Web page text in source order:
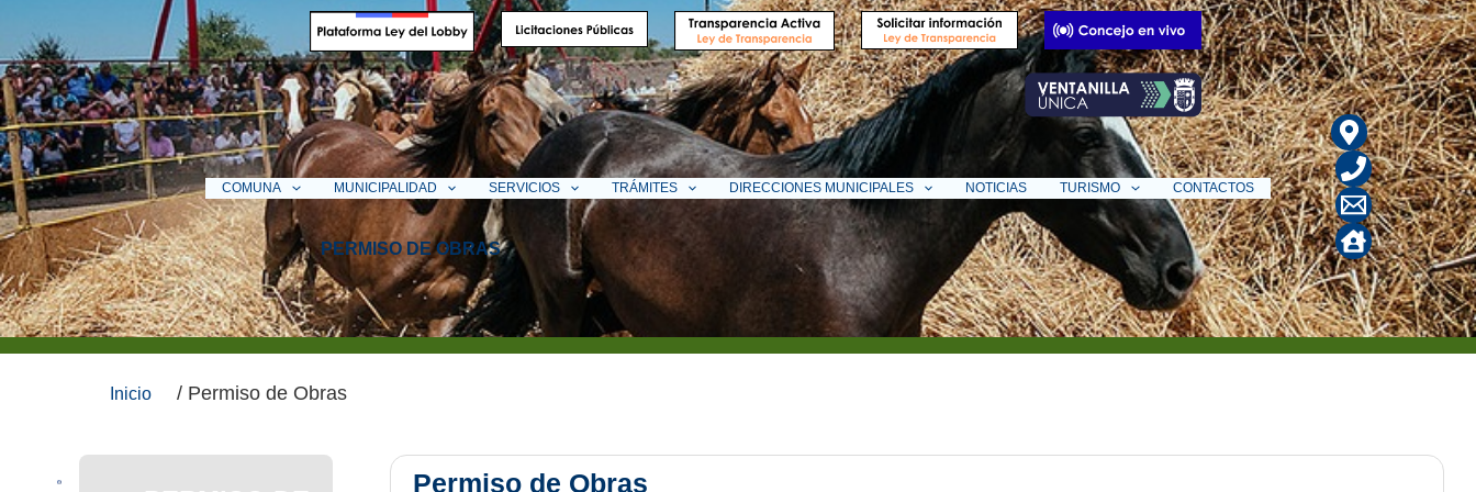
contenido
COMUNA MUNICIPALIDAD SERVICIOS TRÁMITES DIRECCIONES MUNICIPALES NOTICIAS TURISMO CONTACTOS
PERMISO DE OBRAS
Inicio / Permiso de Obras
Permiso de Obras